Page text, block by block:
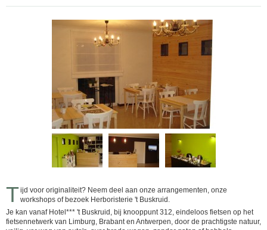
Tijd voor originaliteit? Neem deel aan onze arrangementen, onze
workshops of bezoek Herboristerie 't Buskruid.
Je kan vanaf Hotel*** 't Buskruid, bij knooppunt 312, eindeloos fietsen op het
fietsennetwerk van Limburg, Brabant en Antwerpen, door de prachtigste natuur,